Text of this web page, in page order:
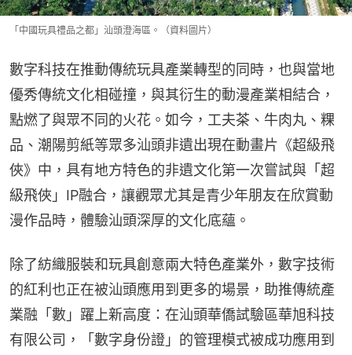
「中國玩具禮品之都」汕頭澄海區。（資料圖片）
數字科技在推動傳統玩具產業轉型的同時，也與當地
優秀傳統文化相碰撞，與其衍生的動漫產業相結合，
點燃了與眾不同的火花。如今，工夫茶、牛肉丸、粿
品、潮陽剪紙等眾多汕頭非遺出現在動畫片《超級飛
俠》中，具有地方特色的非遺文化第一次嘗試與「超
級飛俠」IP融合，讓觀眾尤其是青少年朋友在欣賞動
漫作品時，體驗汕頭深厚的文化底蘊。
除了紡織服裝和玩具創意兩大特色產業外，數字技術
的紅利也正在被汕頭應用到更多的場景，助推傳統產
業融「數」躍上新高度：在汕頭華僑試驗區華旭科技
有限公司，「數字身份證」的管理模式被成功應用到